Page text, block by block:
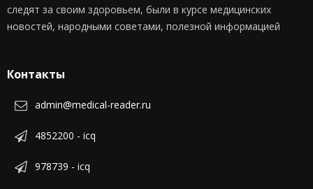
следят за своим здоровьем, были в курсе медицинских
новостей, народными советами, полезной информацией
Контакты
admin@medical-reader.ru
4852200 - icq
978739 - icq